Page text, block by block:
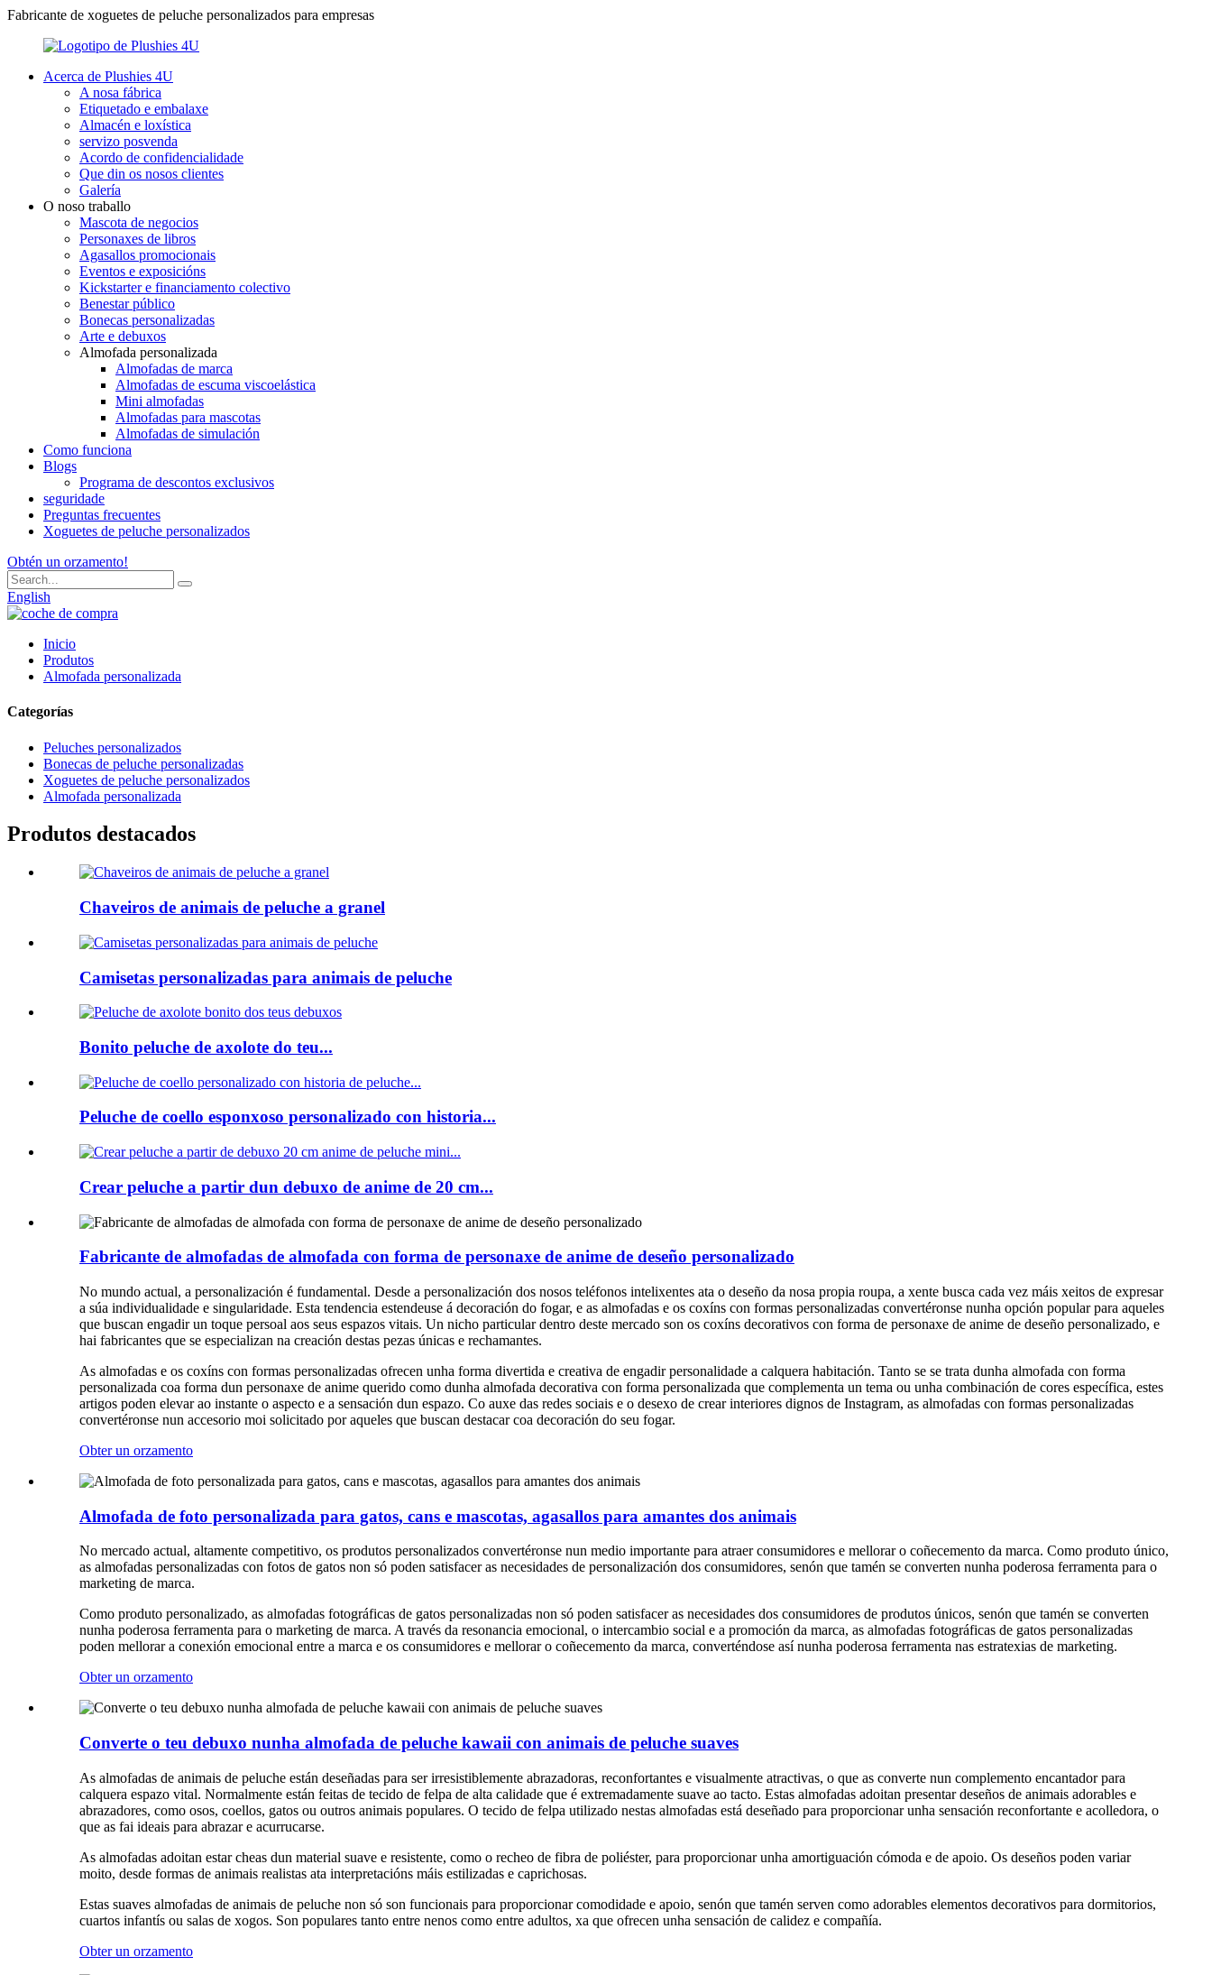
Fabricante de xoguetes de peluche personalizados para empresas
Acerca de Plushies 4U
A nosa fábrica
Etiquetado e embalaxe
Almacén e loxística
servizo posvenda
Acordo de confidencialidade
Que din os nosos clientes
Galería
O noso traballo
Mascota de negocios
Personaxes de libros
Agasallos promocionais
Eventos e exposicións
Kickstarter e financiamento colectivo
Benestar público
Bonecas personalizadas
Arte e debuxos
Almofada personalizada
Almofadas de marca
Almofadas de escuma viscoelástica
Mini almofadas
Almofadas para mascotas
Almofadas de simulación
Como funciona
Blogs
Programa de descontos exclusivos
seguridade
Preguntas frecuentes
Xoguetes de peluche personalizados
Obtén un orzamento!
English
Inicio
Produtos
Almofada personalizada
Categorías
Peluches personalizados
Bonecas de peluche personalizadas
Xoguetes de peluche personalizados
Almofada personalizada
Produtos destacados
Chaveiros de animais de peluche a granel
Camisetas personalizadas para animais de peluche
Bonito peluche de axolote do teu...
Peluche de coello esponxoso personalizado con historia...
Crear peluche a partir dun debuxo de anime de 20 cm...
Fabricante de almofadas de almofada con forma de personaxe de anime de deseño personalizado
No mundo actual, a personalización é fundamental. Desde a personalización dos nosos teléfonos intelixentes ata o deseño da nosa propia roupa, a xente busca cada vez máis xeitos de expresar
a súa individualidade e singularidade. Esta tendencia estendeuse á decoración do fogar, e as almofadas e os coxíns con formas personalizadas convertéronse nunha opción popular para aqueles
que buscan engadir un toque persoal aos seus espazos vitais. Un nicho particular dentro deste mercado son os coxíns decorativos con forma de personaxe de anime de deseño personalizado, e
hai fabricantes que se especializan na creación destas pezas únicas e rechamantes.
As almofadas e os coxíns con formas personalizadas ofrecen unha forma divertida e creativa de engadir personalidade a calquera habitación. Tanto se se trata dunha almofada con forma
personalizada coa forma dun personaxe de anime querido como dunha almofada decorativa con forma personalizada que complementa un tema ou unha combinación de cores específica, estes
artigos poden elevar ao instante o aspecto e a sensación dun espazo. Co auxe das redes sociais e o desexo de crear interiores dignos de Instagram, as almofadas con formas personalizadas
convertéronse nun accesorio moi solicitado por aqueles que buscan destacar coa decoración do seu fogar.
Obter un orzamento
Almofada de foto personalizada para gatos, cans e mascotas, agasallos para amantes dos animais
No mercado actual, altamente competitivo, os produtos personalizados convertéronse nun medio importante para atraer consumidores e mellorar o coñecemento da marca. Como produto único,
as almofadas personalizadas con fotos de gatos non só poden satisfacer as necesidades de personalización dos consumidores, senón que tamén se converten nunha poderosa ferramenta para o
marketing de marca.
Como produto personalizado, as almofadas fotográficas de gatos personalizadas non só poden satisfacer as necesidades dos consumidores de produtos únicos, senón que tamén se converten
nunha poderosa ferramenta para o marketing de marca. A través da resonancia emocional, o intercambio social e a promoción da marca, as almofadas fotográficas de gatos personalizadas
poden mellorar a conexión emocional entre a marca e os consumidores e mellorar o coñecemento da marca, converténdose así nunha poderosa ferramenta nas estratexias de marketing.
Obter un orzamento
Converte o teu debuxo nunha almofada de peluche kawaii con animais de peluche suaves
As almofadas de animais de peluche están deseñadas para ser irresistiblemente abrazadoras, reconfortantes e visualmente atractivas, o que as converte nun complemento encantador para
calquera espazo vital. Normalmente están feitas de tecido de felpa de alta calidade que é extremadamente suave ao tacto. Estas almofadas adoitan presentar deseños de animais adorables e
abrazadores, como osos, coellos, gatos ou outros animais populares. O tecido de felpa utilizado nestas almofadas está deseñado para proporcionar unha sensación reconfortante e acolledora, o
que as fai ideais para abrazar e acurrucarse.
As almofadas adoitan estar cheas dun material suave e resistente, como o recheo de fibra de poliéster, para proporcionar unha amortiguación cómoda e de apoio. Os deseños poden variar
moito, desde formas de animais realistas ata interpretacións máis estilizadas e caprichosas.
Estas suaves almofadas de animais de peluche non só son funcionais para proporcionar comodidade e apoio, senón que tamén serven como adorables elementos decorativos para dormitorios,
cuartos infantís ou salas de xogos. Son populares tanto entre nenos como entre adultos, xa que ofrecen unha sensación de calidez e compañía.
Obter un orzamento